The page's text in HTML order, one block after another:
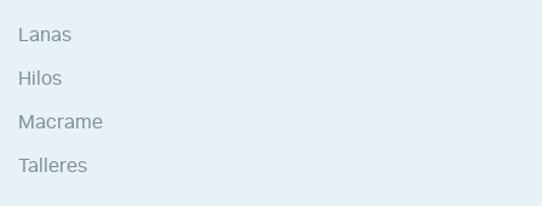
Lanas
Hilos
Macrame
Talleres